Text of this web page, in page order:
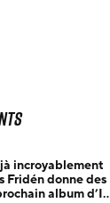
incroyablement
Fridén donne des
album d’In